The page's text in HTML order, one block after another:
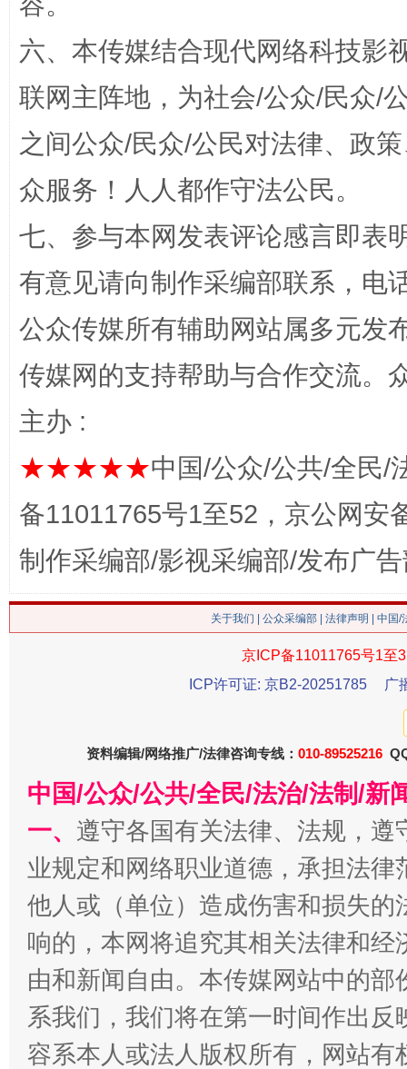
在谋一域中谋全局
习近平的博鳌关键词
魏明亮
“刷贴”乱象丛生
生
揭批美国五大"原罪" "
解纷+调解+退费，一次搞定
六、本传媒结合现代网络科技影
联网主阵地，为社会/公众/民众/
之间公众/民众/公民对法律、政
众服务！人人都作守法公民。
七、参与本网发表评论感言即表
有意见请向制作采编部联系，电
公众传媒所有辅助网站属多元发
传媒网的支持帮助与合作交流。
主办 :
★★★★★中国/公众/公共/全民/
备11011765号1至52，京公网安
制作采编部/影视采编部/发布广
关于我们 公众采编部 法律声明 | 中国
京ICP备11011765号1至
ICP许可证: 京B2-20251785
广
资料编辑/网络推广/法律咨询专线： 010-89525216
中国/公众/公共/全民/法治/法制/新
一、 遵守各国有关法律、法规，
业规定和网络职业道德，承担法
他人或（单位）造成伤害和损失
响的，本网将追究其相关法律和
由和新闻自由。本传媒网站中的
系我们，我们将在第一时间作出
容系本人或法人版权所有，网站